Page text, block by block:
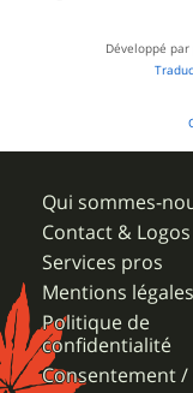
Développé par
Qui sommes-
Contact & Logos
Services pros
Mentions légales
Politique de
confidentialité
Consentement /